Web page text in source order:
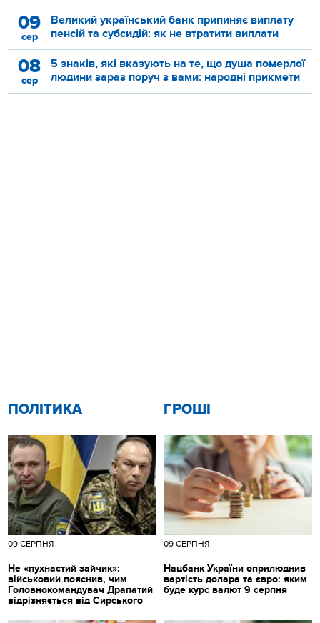
09
сер
Великий український банк припиняє виплату
пенсій та субсидій: як не втратити виплати
08
сер
5 знаків, які вказують на те, що душа померлої
людини зараз поруч з вами: народні прикмети
ПОЛІТИКА
09 СЕРПНЯ
Не «пухнастий зайчик»:
військовий пояснив, чим
Головнокомандувач Драпатий
відрізняється від Сирського
ГРОШІ
09 СЕРПНЯ
Нацбанк України оприлюднив
вартість долара та євро: яким
буде курс валют 9 серпня